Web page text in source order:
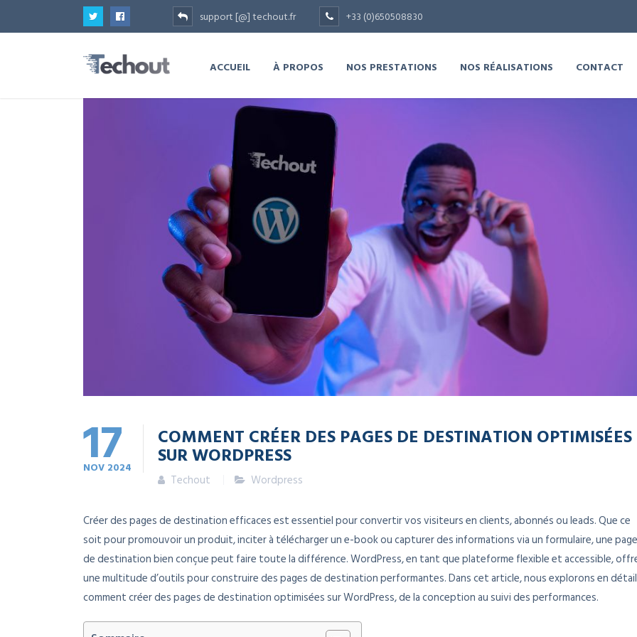
support [@] techout.fr +33 (0)650508830
ACCUEIL À PROPOS NOS PRESTATIONS NOS RÉALISATIONS CONTACT
17
NOV 2024
COMMENT CRÉER DES PAGES DE DESTINATION OPTIMISÉES
SUR WORDPRESS
Techout Wordpress
Créer des pages de destination efficaces est essentiel pour convertir vos visiteurs en clients, abonnés ou leads. Que ce
soit pour promouvoir un produit, inciter à télécharger un e-book ou capturer des informations via un formulaire, une page
de destination bien conçue peut faire toute la différence. WordPress, en tant que plateforme flexible et accessible,
une multitude d’outils pour construire des pages de destination performantes. Dans cet article, nous explorons en détail
comment créer des pages de destination optimisées sur WordPress, de la conception au suivi des performances.